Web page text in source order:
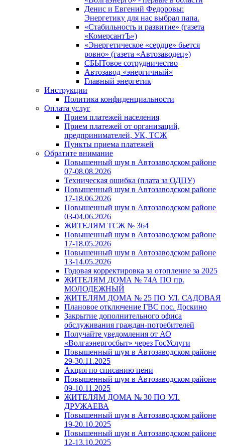
Денис и Евгений Федоровы:
Энергетику для нас выбрал папа.
«Стабильность и развитие» (газета
«КомерсантЪ»)
«Энергетическое «сердце» бьется
ровно» (газета «Автозаводец»)
СБЫТовое сотрудничество
Автозавод «энергичный»
Главный энергетик
Инструкции
Политика конфиденциальности
Оплата услуг
Прием платежей населения
Прием платежей от организаций,
предпринимателей, УК, ТСЖ
Пункты приема платежей
Обратите внимание
Повышенный шум в Автозаводском районе
07-08.08.2026
Техническая ошибка (плата за ОДПУ)
Повышенный шум в Автозаводском районе
17-18.06.2026
Повышенный шум в Автозаводском районе
03-04.06.2026
ЖИТЕЛЯМ ТСЖ № 364
Повышенный шум в Автозаводском районе
17-18.05.2026
Повышенный шум в Автозаводском районе
13-14.05.2026
Годовая корректировка за отопление за 2025
ЖИТЕЛЯМ ДОМА № 74А ПО пр.
МОЛОДЕЖНЫЙ
ЖИТЕЛЯМ ДОМА № 25 ПО УЛ. САДОВАЯ
Плановое отключение ГВС пос. Доскино
Закрытие дополнительного офиса
обслуживания граждан-потребителей
Получайте уведомления от АО
«Волгаэнергосбыт» через ГосУслуги
Повышенный шум в Автозаводском районе
29-30.11.2025
Акция по списанию пени
Повышенный шум в Автозаводском районе
09-10.11.2025
ЖИТЕЛЯМ ДОМА № 30 ПО УЛ.
ДРУЖАЕВА
Повышенный шум в Автозаводском районе
19-20.10.2025
Повышенный шум в Автозаводском районе
12-13.10.2025